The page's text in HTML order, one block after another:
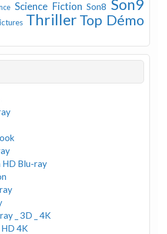
Science Fiction Son8 Son9
Thriller Top Démo
HD Blu-ray
_ 3D _ 4K
4K